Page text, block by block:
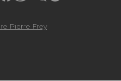
Pierre Frey